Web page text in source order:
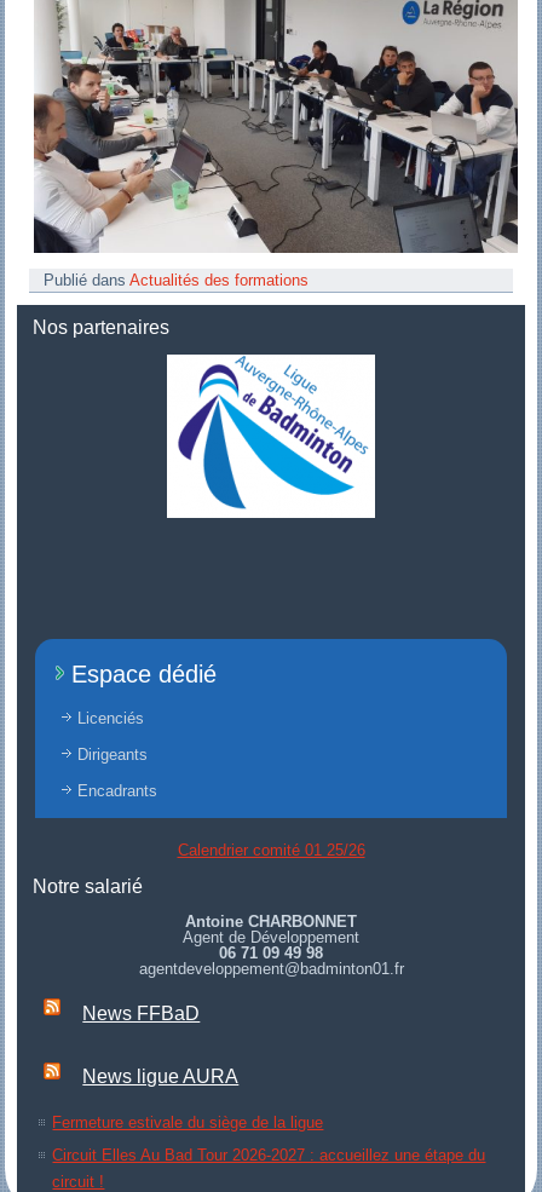
Publié dans Actualités des formations
Nos partenaires
Espace dédié
Licenciés
Dirigeants
Encadrants
Calendrier comité 01 25/26
Notre salarié
Antoine CHARBONNET
Agent de Développement
06 71 09 49 98
agentdeveloppement@badminton01.fr
News FFBaD
News ligue AURA
Fermeture estivale du siège de la ligue
Circuit Elles Au Bad Tour 2026-2027 : accueillez une étape du
circuit !